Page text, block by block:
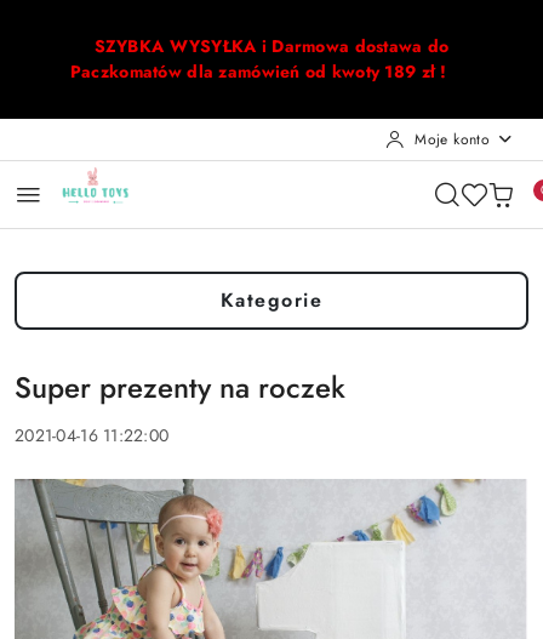
SZYBKA WYSYŁKA i Darmowa dostawa do
Paczkomatów dla zamówień od kwoty 189 zł !
Moje konto
Kategorie
Super prezenty na roczek
2021-04-16 11:22:00